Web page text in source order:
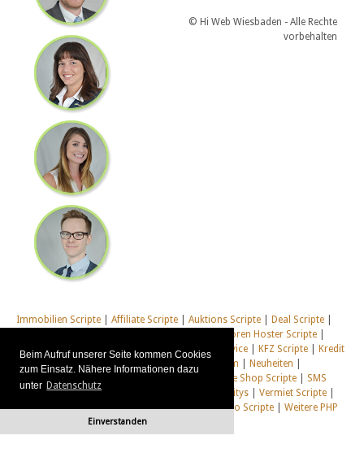
Beim Aufruf unserer Seite kommen Cookies
zum Einsatz. Nähere Informationen dazu
unter Datenschutz
Einverstanden
© Hi Web Wiesbaden - Alle Rechte
vorbehalten
Immobilien Scripte Affiliate Scripte Auktions Scripte Deal Scripte
Foren Hoster Scripte
Homepage Generator Scripte
Installations Service KFZ Scripte
Kredit
Scripte| Management Scripte| Multi Web System Neuheiten
Newsletter Scripte
Shop & Live Shop Scripte
SMS
Scripte|Social Communitys Tausch Communitys Vermiet Scripte
Webcam Scripte|Webhosting Scripte|Webradio Scripte
Weitere PHP
Alle unsere Systeme